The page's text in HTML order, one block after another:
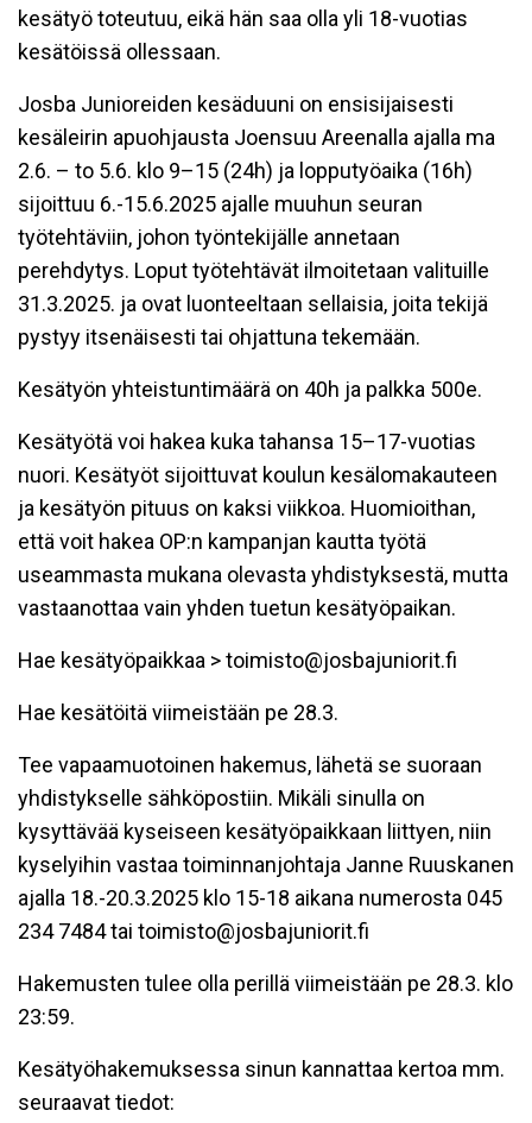
kesätyö toteutuu, eikä hän saa olla yli 18-vuotias
kesätöissä ollessaan.
Josba Junioreiden kesäduuni on ensisijaisesti
kesäleirin apuohjausta Joensuu Areenalla ajalla ma
2.6. – to 5.6. klo 9–15 (24h) ja lopputyöaika (16h)
sijoittuu 6.-15.6.2025 ajalle muuhun seuran
työtehtäviin, johon työntekijälle annetaan
perehdytys. Loput työtehtävät ilmoitetaan valituille
31.3.2025. ja ovat luonteeltaan sellaisia, joita tekijä
pystyy itsenäisesti tai ohjattuna tekemään.
Kesätyön yhteistuntimäärä on 40h ja palkka 500e.
Kesätyötä voi hakea kuka tahansa 15–17-vuotias
nuori. Kesätyöt sijoittuvat koulun kesälomakauteen
ja kesätyön pituus on kaksi viikkoa. Huomioithan,
että voit hakea OP:n kampanjan kautta työtä
useammasta mukana olevasta yhdistyksestä, mutta
vastaanottaa vain yhden tuetun kesätyöpaikan.
Hae kesätyöpaikkaa > toimisto@josbajuniorit.fi
Hae kesätöitä viimeistään pe 28.3.
Tee vapaamuotoinen hakemus, lähetä se suoraan
yhdistykselle sähköpostiin. Mikäli sinulla on
kysyttävää kyseiseen kesätyöpaikkaan liittyen, niin
kyselyihin vastaa toiminnanjohtaja Janne Ruuskanen
ajalla 18.-20.3.2025 klo 15-18 aikana numerosta 045
234 7484 tai toimisto@josbajuniorit.fi
Hakemusten tulee olla perillä viimeistään pe 28.3. klo
23:59.
Kesätyöhakemuksessa sinun kannattaa kertoa mm.
seuraavat tiedot: